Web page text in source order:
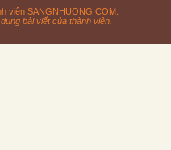
viên SANGNHUONG.COM.
bài viết của thành viên.